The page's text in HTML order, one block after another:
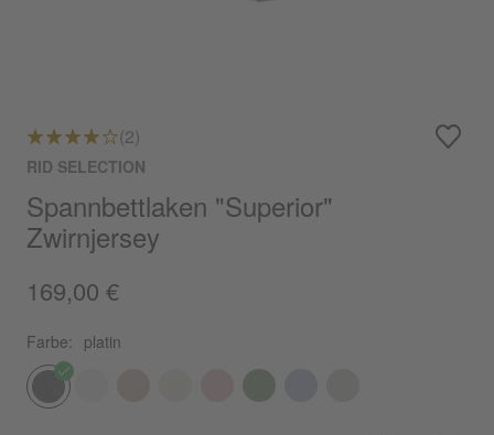
(2)
RID SELECTION
Spannbettlaken "Superior"
Zwirnjersey
169,00 €
Farbe: platin